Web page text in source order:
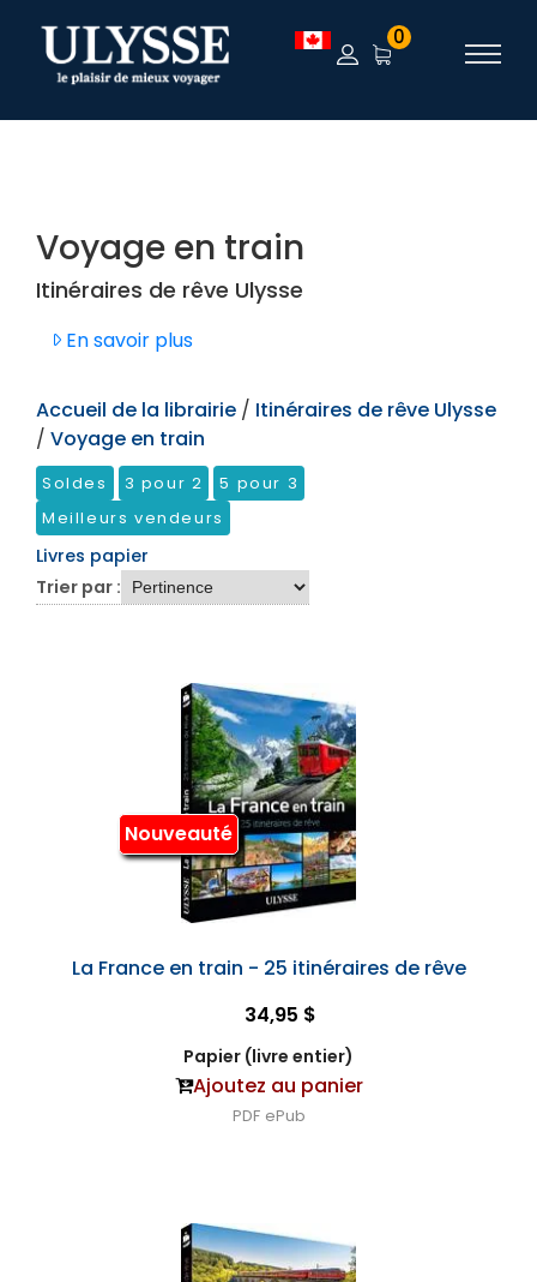
TEST 0
Voyage en train
Itinéraires de rêve Ulysse
En savoir plus
Accueil de la librairie / Itinéraires de rêve Ulysse
/ Voyage en train
Soldes 3 pour 2
5 pour 3
Meilleurs vendeurs
Livres papier
Trier par :
Nouveauté
La France en train - 25 itinéraires de rêve
34,95 $
Papier (livre entier)
Ajoutez au panier
PDF ePub